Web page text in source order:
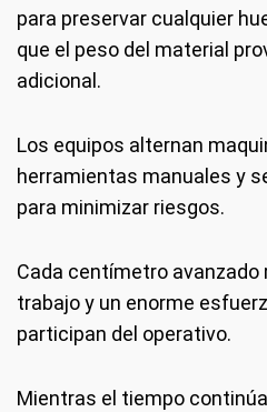
para preservar cualquier
que el peso del material
adicional.
Los equipos alternan
herramientas manuales y
para minimizar riesgos.
Cada centímetro avanzado
trabajo y un enorme
participan del operativo.
Mientras el tiempo